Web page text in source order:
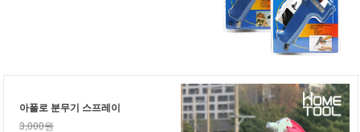
아폴로 분무기 스프레이
3,000원